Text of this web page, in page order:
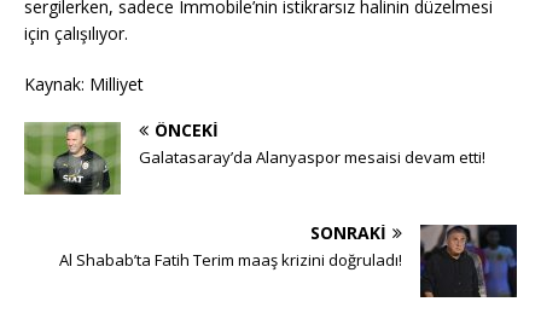
sergilerken, sadece Immobile’nin istikrarsız halinin düzelmesi
için çalışılıyor.
Kaynak: Milliyet
ÖNCEKI
Galatasaray’da Alanyaspor mesaisi devam etti!
SONRAKI
Al Shabab’ta Fatih Terim maaş krizini doğruladı!